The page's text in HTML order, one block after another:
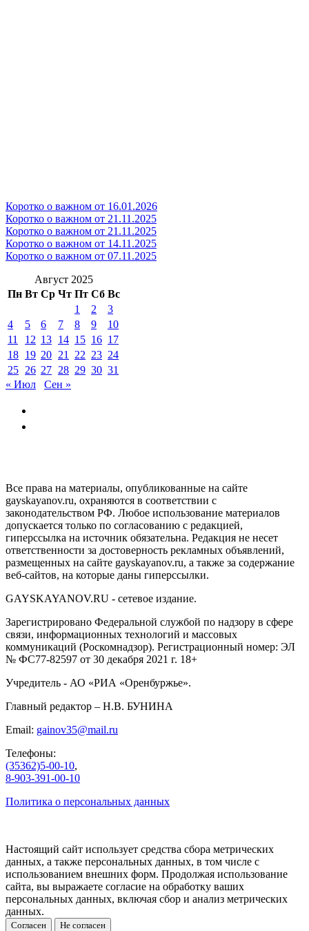
Коротко о важном от 16.01.2026
Коротко о важном от 21.11.2025
Коротко о важном от 21.11.2025
Коротко о важном от 14.11.2025
Коротко о важном от 07.11.2025
Август 2025
Пн Вт Ср Чт Пт Сб Вс
1
2
3
4
5 6 7 8 9
10
11
12 13 14 15 16 17
18 19 20 21 22 23 24
25 26 27 28 29 30 31
« Июл
Сен »
Все права на материалы, опубликованные на сайте
gayskayanov.ru, охраняются в соответствии с
законодательством РФ. Любое использование материалов
допускается только по согласованию с редакцией,
гиперссылка на источник обязательна. Редакция не несет
ответственности за достоверность рекламных объявлений,
размещенных на сайте gayskayanov.ru, а также за содержание
веб-сайтов, на которые даны гиперссылки.
GAYSKAYANOV.RU - сетевое издание.
Зарегистрировано Федеральной службой по надзору в сфере
связи, информационных технологий и массовых
коммуникаций (Роскомнадзор). Регистрационный номер: ЭЛ
№ ФС77-82597 от 30 декабря 2021 г. 18+
Учредитель - АО «РИА «Оренбуржье».
Главный редактор – Н.В. БУНИНА
Email: gainov35@mail.ru
Телефоны:
(35362)5-00-10,
8-903-391-00-10
Политика о персональных данных
Настоящий сайт использует средства сбора метрических
данных, а также персональных данных, в том числе с
использованием внешних форм. Продолжая использование
сайта, вы выражаете согласие на обработку ваших
персональных данных, включая сбор и анализ метрических
данных.
Согласен Не согласен